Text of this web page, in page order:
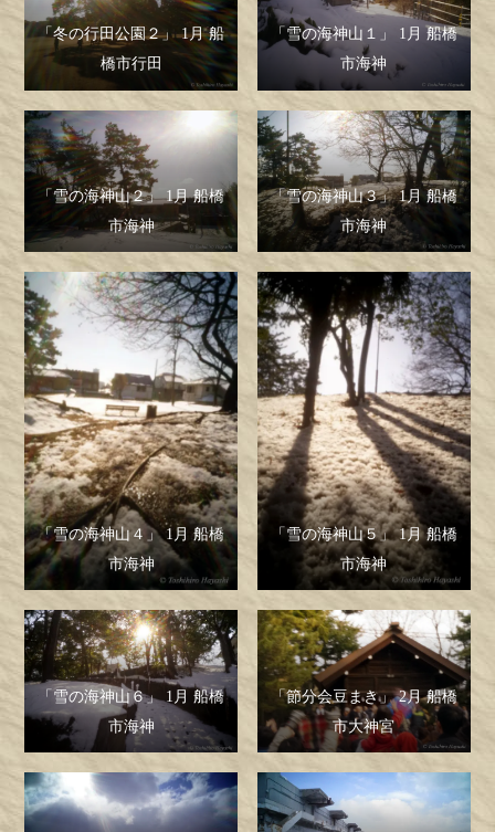
「冬の行田公園２」 1月 船
橋市行田
「雪の海神山１」 1月 船橋
市海神
「雪の海神山２」 1月 船橋
市海神
「雪の海神山３」 1月 船橋
市海神
「雪の海神山４」 1月 船橋
市海神
「雪の海神山５」 1月 船橋
市海神
「雪の海神山６」 1月 船橋
市海神
「節分会豆まき」 2月 船橋
市大神宮